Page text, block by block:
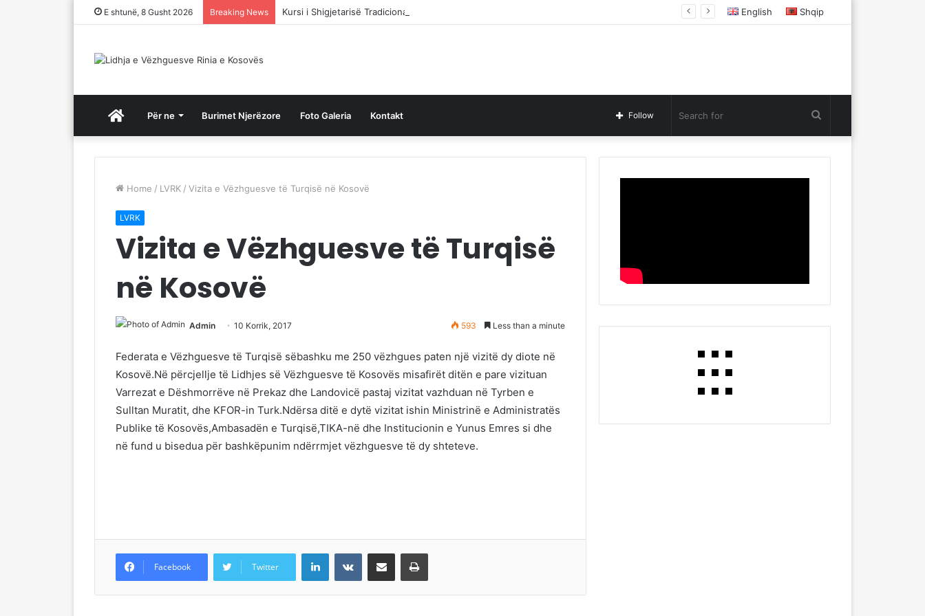
E shtunë, 8 Gusht 2026 Breaking News Kursi i Shigjetarisë Tradicionale 2021 English Shqip
BallinaPër ne Burimet Njerëzore Foto Galeria Kontakt
for
Follow
Home / LVRK / Vizita e Vëzhguesve të Turqisë në Kosovë
LVRK
Vizita e Vëzhguesve të Turqisë
në Kosovë
Admin 10 Korrik, 2017 593 Less than a minute
Federata e Vëzhguesve të Turqisë sëbashku me 250 vëzhgues paten një vizitë dy diote në
Kosovë.Në përcjellje të Lidhjes së Vëzhguesve të Kosovës misafirët ditën e pare vizituan
Varrezat e Dëshmorrëve në Prekaz dhe Landovicë pastaj vizitat vazhduan në Tyrben e
Sulltan Muratit, dhe KFOR-in Turk.Ndërsa ditë e dytë vizitat ishin Ministrinë e Administratës
Publike të Kosovës,Ambasadën e Turqisë,TIKA-në dhe Institucionin e Yunus Emres si dhe
në fund u bisedua për bashkëpunim ndërrmjet vëzhguesve të dy shteteve.
Facebook Twitter
LinkedInVKontakteShare via Email Print